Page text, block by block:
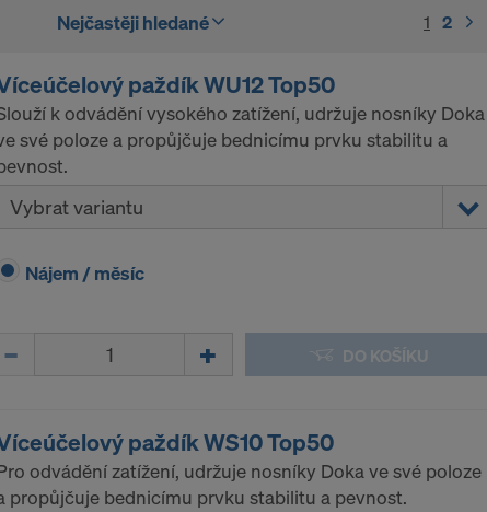
Nejčastěji hledané 1 (current)
2
paždík WU12 Top50
k odvádění vysokého zatížení, udržuje nosníky Doka
své poloze a propůjčuje bednicímu prvku stabilitu a
Vybrat variantu
Nájem / měsíc
DO KOŠÍKU
paždík WS10 Top50
odvádění zatížení, udržuje nosníky Doka ve své poloze
propůjčuje bednicímu prvku stabilitu a pevnost.